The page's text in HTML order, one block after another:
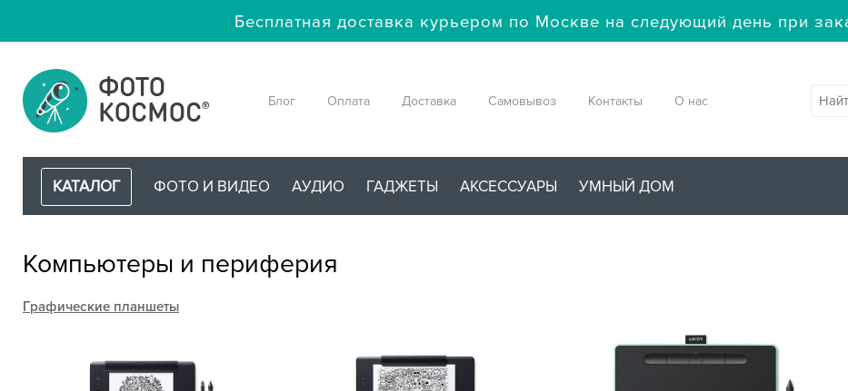
Бесплатная доставка курьером по Москве на следующий день при
Блог Оплата Доставка Самовывоз Контакты О нас
КАТАЛОГ ФОТО И ВИДЕО АУДИО ГАДЖЕТЫ АКСЕССУАРЫ УМНЫЙ ДОМ
Компьютеры и периферия
Графические планшеты